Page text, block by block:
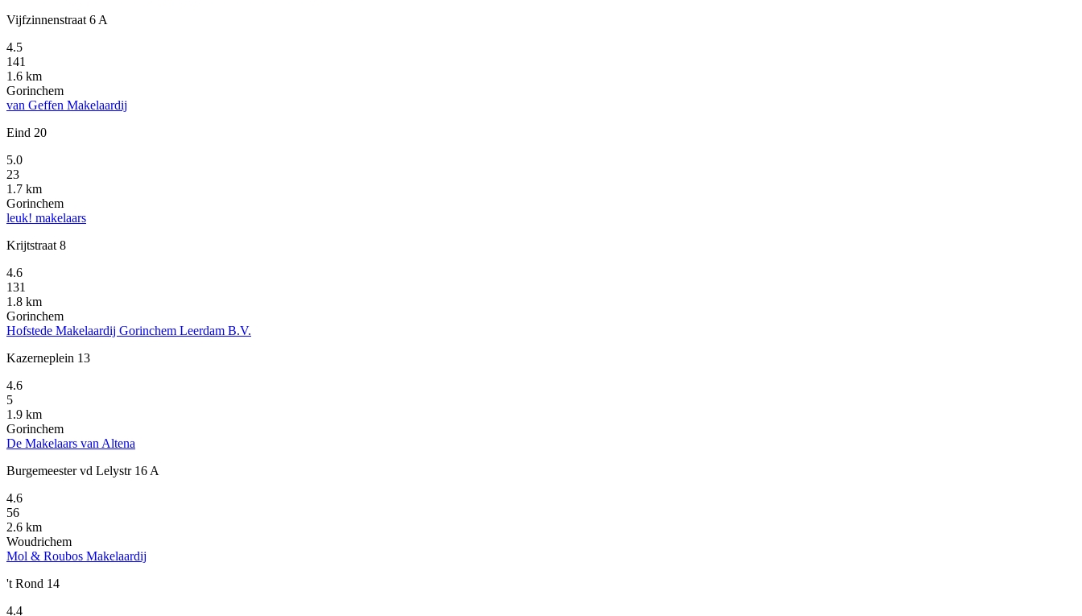
Vijfzinnenstraat 6 A
4.5
141
1.6 km
Gorinchem
van Geffen Makelaardij
Eind 20
5.0
23
1.7 km
Gorinchem
leuk! makelaars
Krijtstraat 8
4.6
131
1.8 km
Gorinchem
Hofstede Makelaardij Gorinchem Leerdam B.V.
Kazerneplein 13
4.6
5
1.9 km
Gorinchem
De Makelaars van Altena
Burgemeester vd Lelystr 16 A
4.6
56
2.6 km
Woudrichem
Mol & Roubos Makelaardij
't Rond 14
4.4